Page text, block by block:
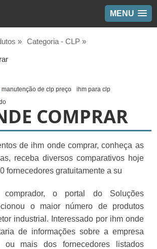
MENU
» Categoria - CLP »
manutenção de clp preço
ihm para clp
COMPRAR
de ihm onde comprar, conheça as
receba diversos comparativos hoje
fornecedores gratuitamente a su
comprador, o portal do Soluções
o maior número de produtos
industrial. Interessado por ihm onde
de informações sobre a empresa
mais dos fornecedores listados